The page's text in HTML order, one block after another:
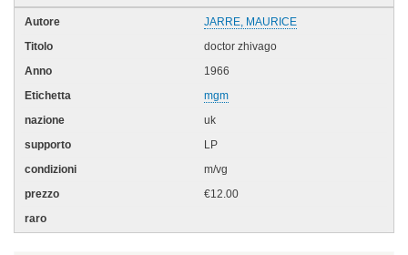
JARRE, MAURICE
doctor zhivago
1966
mgm
uk
LP
m/vg
€12.00